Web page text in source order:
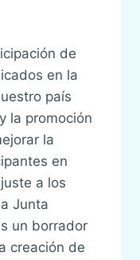
de
en la
país
la promoción
la
en
a los
Junta
un borrador
creación de